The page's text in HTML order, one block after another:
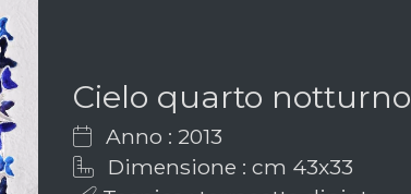
Cielo quarto notturno
Anno : 2013
Dimensione : cm 43x33